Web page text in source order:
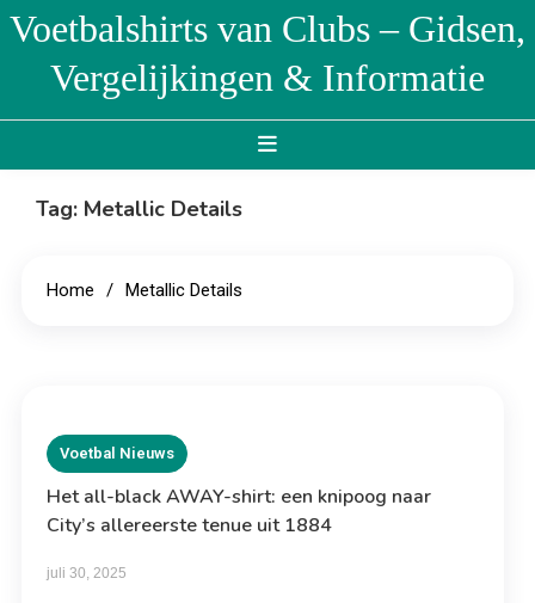
Skip
content
Voetbalshirts van Clubs – Gidsen,
Vergelijkingen & Informatie
Tag: Metallic Details
Home Metallic Details
Voetbal Nieuws
Het all-black AWAY-shirt: een knipoog naar
City’s allereerste tenue uit 1884
juli 30, 2025